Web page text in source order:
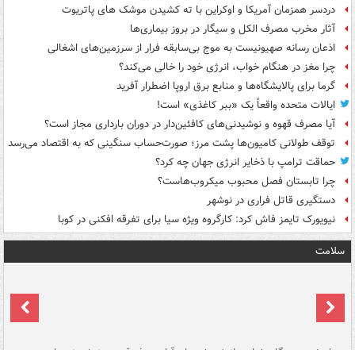
دردسر همزمان آمریکا و اوکراین با ته کشیدن موشک های پاتریوت
آثار مخرب مصرف الکل و سیگار در بروز بیماری‌ها
اذعان رسانه صهیونیست به موج بی‌سابقه فرار از سرزمین‌های اشغالی
چرا مغز در هنگام خواب، انرژی خود را خالی می‌کند؟
گرما برای پالایشگاه‌ها و منابع برق اروپا اضطرار آفرید
ایالات متحده واقعاً یک «ببر کاغذی» است!
آیا مصرف قهوه و نوشیدنی‌های کافئین‌دار در دوران بارداری مجاز است؟
توقف طولانی کامیون‌ها پشت مرز؛ صورت‌حساب سنگینی که به اقتصاد می‌رسد
حماقت ترامپ با ذخایر انرژی جهان چه کرد؟
چرا تابستان فصل محبوب میکروب‌هاست؟
دستگیری قاتل فراری در نوشهر
نیویورک تایمز فاش کرد: کارگروه ویژه سیا برای تفرقه افکنی در کوبا
سلامت